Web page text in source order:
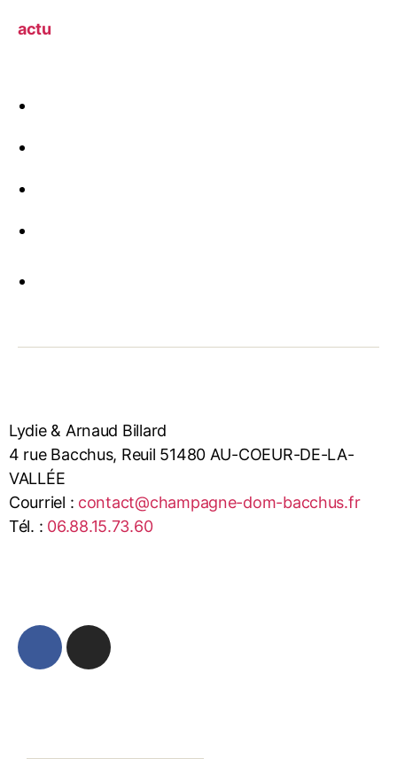
actu
Lydie & Arnaud Billard
4 rue Bacchus, Reuil 51480 AU-COEUR-DE-LA-
VALLÉE
Courriel : contact@champagne-dom-bacchus.fr
Tél. : 06.88.15.73.60